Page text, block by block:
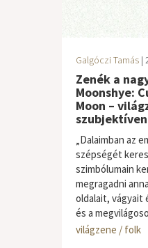
Galgóczi Tamás |
Zenék a
Moonshye:
Moon –
„Dalaimban az
szépségét
szimbólumain
megragadni
oldalait, vágyait
és a
világzene / folk